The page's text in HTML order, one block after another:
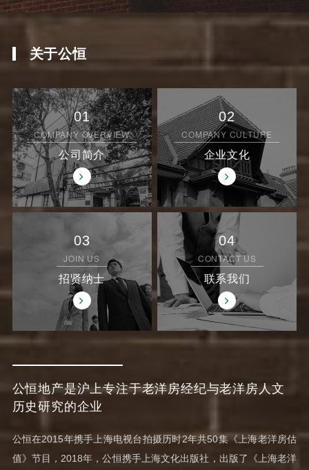
关于公恒
01
COMPANY OVERVIEW
公司简介
02
COMPANY CULTURE
企业文化
03
JOIN US
招贤纳士
04
CONTACT US
联系我们
公恒地产是沪上专注于老洋房经纪与老洋房人文
历史研究的企业
公恒在2015年携手上海电视台拍摄历时2年共50集《上海老洋房估
值》节目，2018年，公恒携手上海文化出版社，出版了《上海老洋